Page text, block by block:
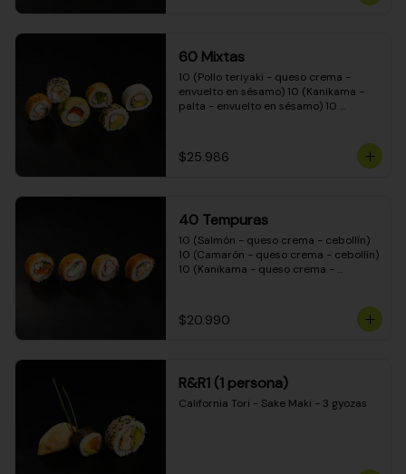
(Pimentón - queso crema - cebollín -
envuelto en masa tempura)
60 Mixtas
10 (Pollo teriyaki - queso crema -
envuelto en sésamo) 10 (Kanikama -
palta - envuelto en sésamo) 10
envuelto en queso crema) 10
(Camarón - queso crema - cebollín -
$25.986
40 Tempuras
10 (Salmón - queso crema - cebollín)
10 (Camarón - queso crema - cebollín)
10 (Kanikama - queso crema -
$20.990
R&R1 (1 persona)
California Tori - Sake Maki - 3 gyozas